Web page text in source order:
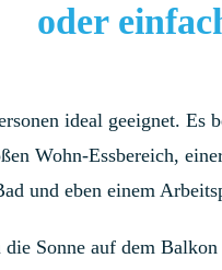
oder
ideal geeignet. Es
Wohn-Essbereich,
und eben einem
die Sonne auf dem